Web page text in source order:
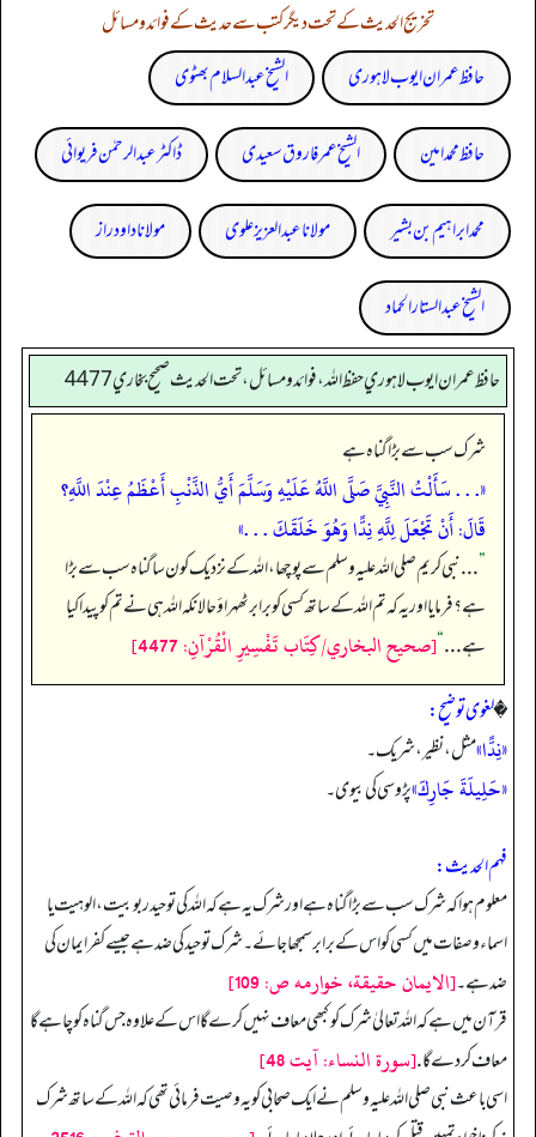
تخریج الحدیث کے تحت دیگر کتب سے حدیث کے فوائد و مسائل
حافظ عمران ایوب لاہوری
الشیخ عبدالسلام بھٹوی
حافظ محمد امین الشیخ عمر فاروق سعیدی ڈاکٹر عبدالرحمٰن فریوائی
محمد ابراہیم بن بشیر مولانا عبد العزیز علوی مولانا داود راز
الشیخ عبدالستار الحماد
حافظ عمران ايوب لاهوري حفظ الله، فوائد و مسائل، تحت الحديث صحيح بخاري 4477
شرک سب سے بڑا گناہ ہے
«. . . سَأَلْتُ النَّبِيَّ صَلَّى اللَّهُ عَلَيْهِ وَسَلَّمَ أَيُّ الذَّنْبِ أَعْظَمُ عِنْدَ اللَّهِ؟
قَالَ: أَنْ تَجْعَلَ لِلَّهِ نِدًّا وَهُوَ خَلَقَكَ . . .»
”. . . نبی کریم صلی اللہ علیہ وسلم سے پوچھا، اللہ کے نزدیک کون سا گناہ سب سے بڑا
ہے؟ فرمایا اور یہ کہ تم اللہ کے ساتھ کسی کو برابر ٹھہراؤ حالانکہ اللہ ہی نے تم کو پید اکیا
ہے . . .“[صحيح البخاري/كِتَاب تَفْسِيرِ الْقُرْآنِ: 4477]
�لغوی توضیح:
«نِدًّا»مثل، نظیر، شریک۔
«حَلِيلَةَ جَارِكَ»پڑوسی کی بیوی۔
فہم الحدیث:
معلوم ہوا کہ شرک سب سے بڑا گناہ ہے اور شرک یہ ہے کہ اللہ کی توحید ربوبیت، الوہیت یا
اسماء و صفات میں کسی کو اس کے برابر سمجھا جائے۔ شرک توحید کی ضد ہے جیسے کفر ایمان کی
ضد ہے۔[الايمان حقيقة، خوارمه ص: 109]
قرآن میں ہے کہ اللہ تعالیٰ شرک کو کبھی معاف نہیں کرے گا اس کے علاوہ جس گناہ کو چاہے گا
معاف کردے گا.[سورة النساء: آيت 48]
اسی باعث نبی صلی اللہ علیہ وسلم نے ایک صحابی کو یہ وصیت فرمائی تھی کہ الله کے ساتھ شرک